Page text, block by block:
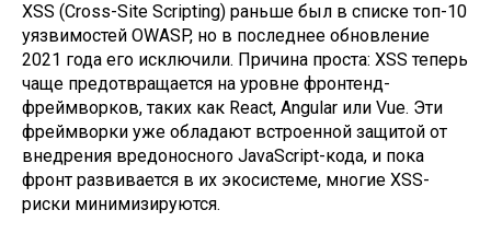
XSS (Cross-Site Scripting) раньше был в списке топ-10
уязвимостей OWASP, но в последнее обновление
2021 года его исключили. Причина проста: XSS теперь
чаще предотвращается на уровне фронтенд-
фреймворков, таких как React, Angular или Vue. Эти
фреймворки уже обладают встроенной защитой от
внедрения вредоносного JavaScript-кода, и пока
фронт развивается в их экосистеме, многие XSS-
риски минимизируются.